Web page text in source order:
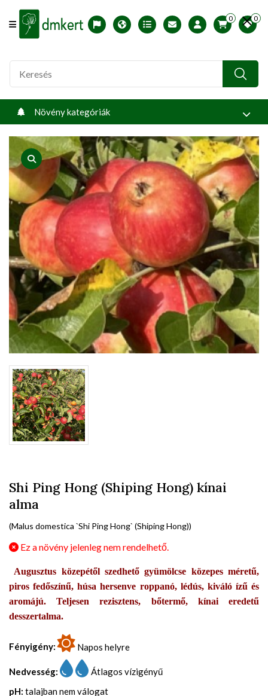
Offcanvas Menu Open
English version
Télállósági zónák
Nyomtatható ABC árjegyzék
Profilom
0 0
Növény kategóriák
product view
Shi Ping Hong (Shiping Hong) kínai
alma
(Malus domestica `Shi Ping Hong` (Shiping Hong))
Ez a növény jelenleg nem rendelhető.
Augusztus közepétől szedhető gyümölcse közepes méretű,
piros fedőszínű, húsa hersenve roppanó, lédús, kiváló ízű és
aromájú. Teljesen rezisztens, bőtermő, kínai eredetű
desszertalma.
Fényigény: Napos helyre
Nedvesség:
Átlagos vízigényű
pH: talajban nem válogat